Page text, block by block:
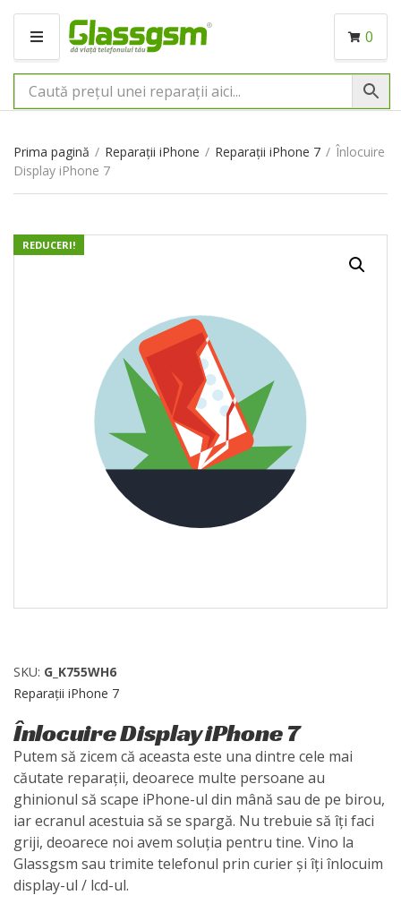
M
N
I
0
Prima pagină / Reparații iPhone / Reparații iPhone 7 / Înlocuire
Display iPhone 7
REDUCERI!
SKU: G_K755WH6
Reparații iPhone 7
Înlocuire Display iPhone 7
Putem să zicem că aceasta este una dintre cele mai
căutate reparații, deoarece multe persoane au
ghinionul să scape iPhone-ul din mână sau de pe birou,
iar ecranul acestuia să se spargă. Nu trebuie să îți faci
griji, deoarece noi avem soluția pentru tine. Vino la
Glassgsm sau trimite telefonul prin curier și îți înlocuim
display-ul / lcd-ul.